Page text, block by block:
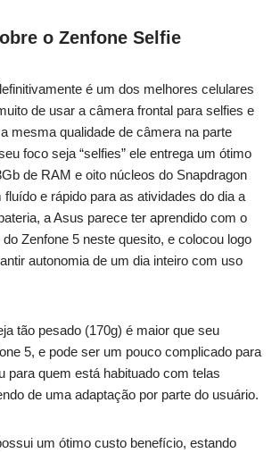
o Zenfone Selfie
é um dos melhores celulares
de usar a câmera frontal para selfies e
mesma qualidade de câmera na parte
foco seja “selfies” ele entrega um ótimo
de RAM e oito núcleos do Snapdragon
e rápido para as atividades do dia a
a Asus parece ter aprendido com o
Zenfone 5 neste quesito, e colocou logo
autonomia de um dia inteiro com uso
tão pesado (170g) é maior que seu
5, e pode ser um pouco complicado para
para quem está habituado com telas
de uma adaptação por parte do usuário.
um ótimo custo benefício, estando